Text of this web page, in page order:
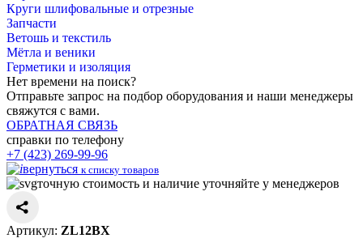
Круги шлифовальные и отрезные
Запчасти
Ветошь и текстиль
Мётла и веники
Герметики и изоляция
Нет времени на поиск?
Отправьте запрос на подбор оборудования и наши менеджеры
свяжутся с вами.
ОБРАТНАЯ СВЯЗЬ
справки по телефону
+7 (423) 269-99-96
вернуться к списку товаров
точную стоимость и наличие уточняйте у менеджеров
Артикул: ZL12BX